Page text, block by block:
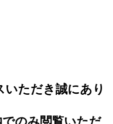
いただき誠にあり
のみ閲覧いただ